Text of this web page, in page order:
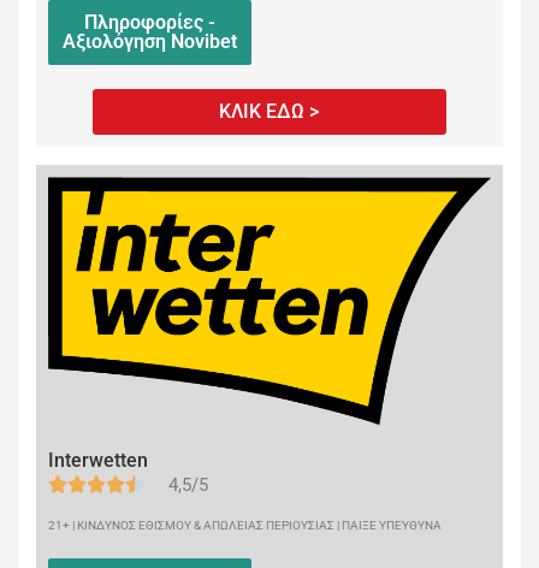
Πληροφορίες -
Αξιολόγηση Novibet
ΚΛΙΚ ΕΔΩ >
Interwetten
4,5/5
21+ | ΚΙΝΔΥΝΟΣ ΕΘΙΣΜΟΥ & ΑΠΩΛΕΙΑΣ ΠΕΡΙΟΥΣΙΑΣ | ΠΑΙΞΕ ΥΠΕΥΘΥΝΑ